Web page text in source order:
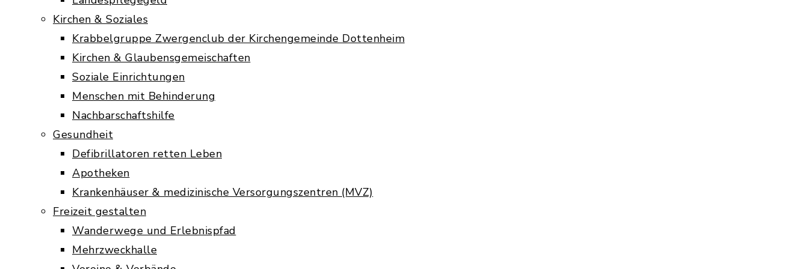
Kirchen & Soziales
Krabbelgruppe Zwergenclub der Kirchengemeinde Dottenheim
Kirchen & Glaubensgemeischaften
Soziale Einrichtungen
Menschen mit Behinderung
Nachbarschaftshilfe
Gesundheit
Defibrillatoren retten Leben
Apotheken
Krankenhäuser & medizinische Versorgungszentren (MVZ)
Freizeit gestalten
Wanderwege und Erlebnispfad
Mehrzweckhalle